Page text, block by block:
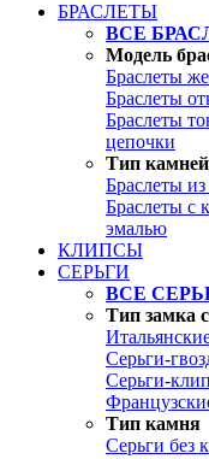
БРАСЛЕТЫ
ВСЕ
Модель
Браслеты
Браслеты
Браслеты
цепочки
Тип камней
Браслеты
Браслеты с
эмалью
КЛИПСЫ
СЕРЬГИ
ВСЕ
Тип замка
Серьги-
Серьги-
Тип камня
Серьги без